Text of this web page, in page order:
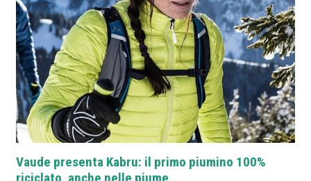
Vaude presenta Kabru: il primo piumino 100%